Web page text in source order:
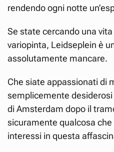
rendendo ogni notte
Se state cercando una
variopinta, Leidseplein è
assolutamente mancare.
Che siate appassionati di
semplicemente desiderosi
di Amsterdam dopo il
sicuramente qualcosa
interessi in questa